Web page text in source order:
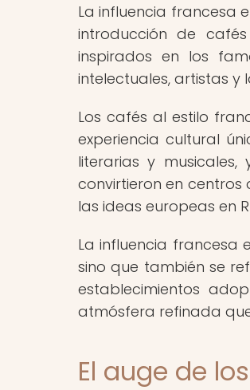
La influencia francesa
introducción de
inspirados en los
intelectuales, artistas y
Los cafés al estilo
experiencia cultural
literarias y
convirtieron en
las ideas europeas en
La influencia francesa
sino que también se
establecimientos
atmósfera refinada
El auge de